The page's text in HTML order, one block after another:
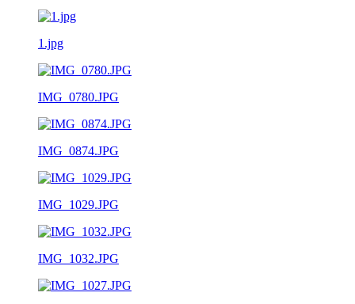
1.jpg
IMG_0780.JPG
IMG_0874.JPG
IMG_1029.JPG
IMG_1032.JPG